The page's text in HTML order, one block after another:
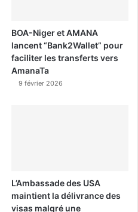
BOA-Niger et AMANA
lancent “Bank2Wallet” pour
faciliter les transferts vers
AmanaTa
9 février 2026
L’Ambassade des USA
maintient la délivrance des
visas malgré une